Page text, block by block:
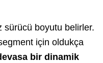
sürücü boyutu belirler.
için oldukça
bir dinamik